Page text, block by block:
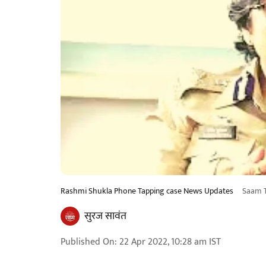
Rashmi Shukla Phone Tapping case News Updates Saam
सुरज सावंत
Published On: 22 Apr 2022, 10:28 am IST